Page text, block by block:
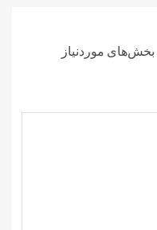
بخش‌های موردنیاز